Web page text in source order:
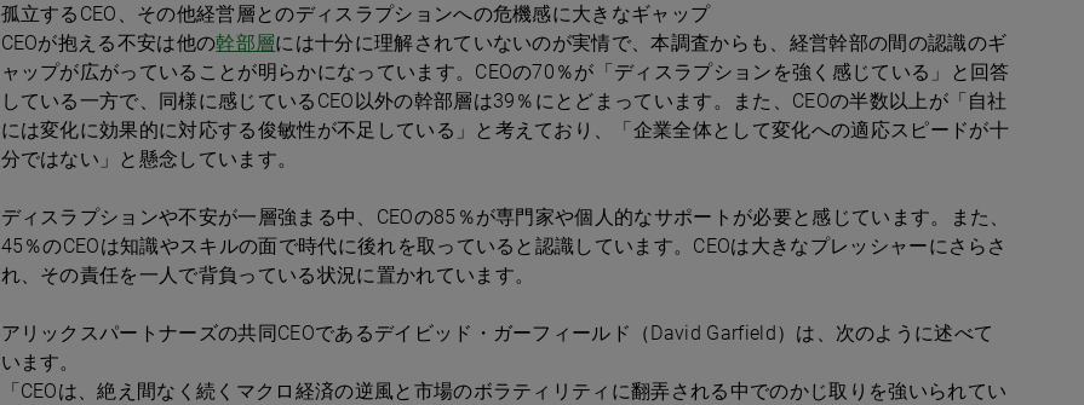
孤立するCEO、その他経営層とのディスラプションへの危機感に大きなギャップ
CEOが抱える不安は他の幹部層には十分に理解されていないのが実情で、本調査からも、経営幹部の間の認識のギ
ャップが広がっていることが明らかになっています。CEOの70％が「ディスラプションを強く感じている」と回答
している一方で、同様に感じているCEO以外の幹部層は39％にとどまっています。また、CEOの半数以上が「自社
には変化に効果的に対応する俊敏性が不足している」と考えており、「企業全体として変化への適応スピードが十
分ではない」と懸念しています。
ディスラプションや不安が一層強まる中、CEOの85％が専門家や個人的なサポートが必要と感じています。また、
45％のCEOは知識やスキルの面で時代に後れを取っていると認識しています。CEOは大きなプレッシャーにさらさ
れ、その責任を一人で背負っている状況に置かれています。
アリックスパートナーズの共同CEOであるデイビッド・ガーフィールド（David Garfield）は、次のように述べて
います。
「CEOは、絶え間なく続くマクロ経済の逆風と市場のボラティリティに翻弄される中でのかじ取りを強いられてい